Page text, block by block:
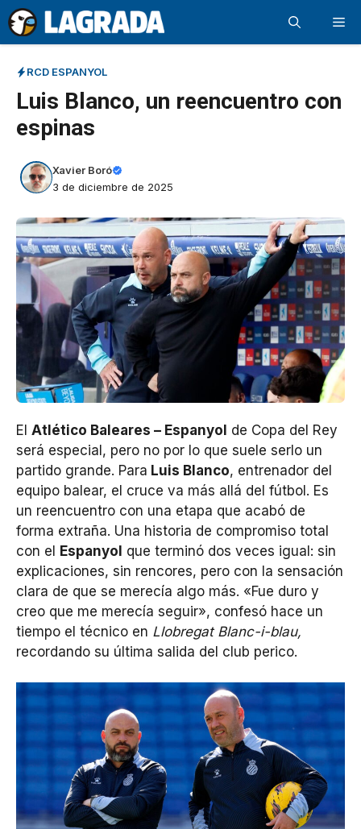
Saltar
al
contenido
RCD ESPANYOL
Luis Blanco, un reencuentro con
espinas
Xavier Boró
3 de diciembre de 2025
El Atlético Baleares – Espanyol de Copa del Rey
será especial, pero no por lo que suele serlo un
partido grande. Para Luis Blanco, entrenador del
equipo balear, el cruce va más allá del fútbol. Es
un reencuentro con una etapa que acabó de
forma extraña. Una historia de compromiso total
con el Espanyol que terminó dos veces igual: sin
explicaciones, sin rencores, pero con la sensación
clara de que se merecía algo más. «Fue duro y
creo que me merecía seguir», confesó hace un
tiempo el técnico en Llobregat Blanc-i-blau,
recordando su última salida del club perico.